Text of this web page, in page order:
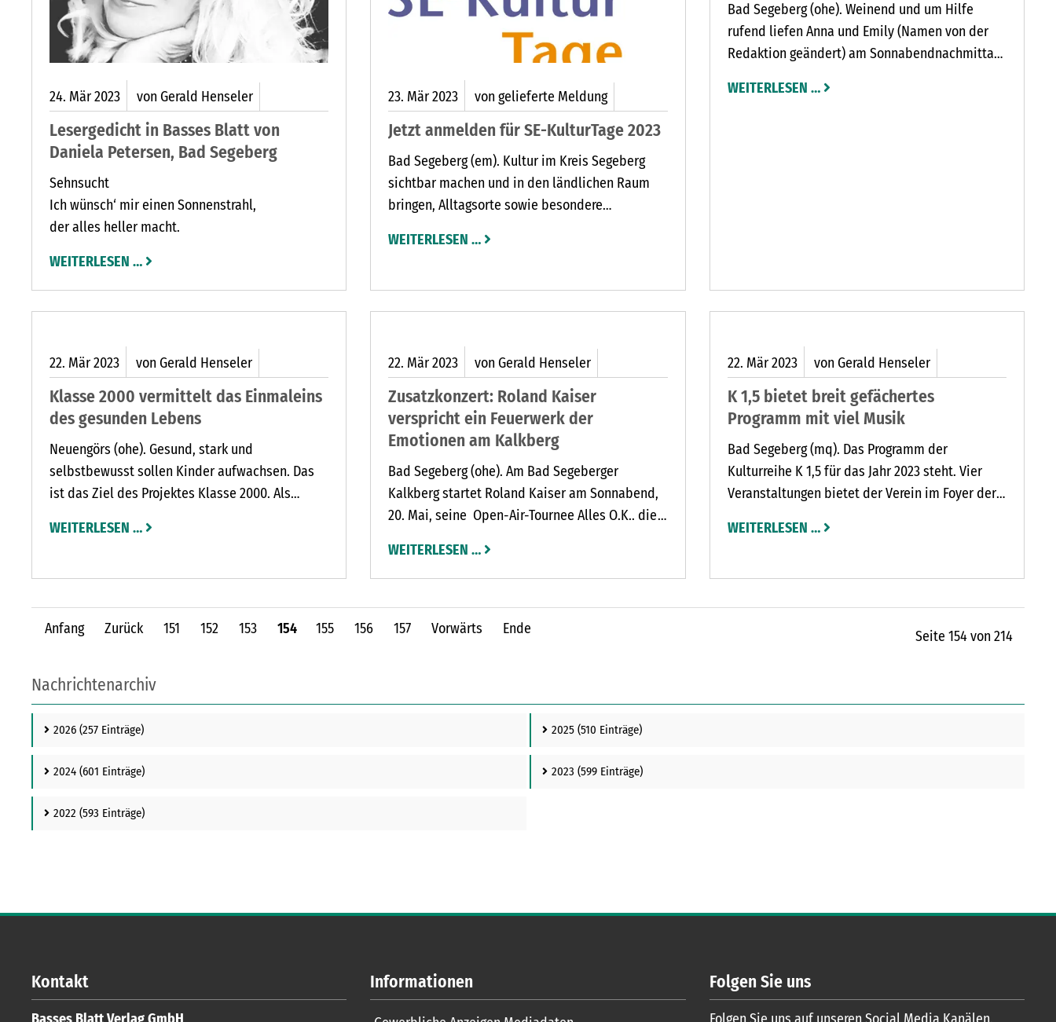
24. Mär2023 von Gerald Henseler
Lesergedicht in Basses Blatt von
Daniela Petersen, Bad Segeberg
Sehnsucht
Ich wünsch‘ mir einen Sonnenstrahl,
der alles heller macht.
WEITERLESEN …
23. Mär2023 von gelieferte Meldung
Jetzt anmelden für SE-KulturTage 2023
Bad Segeberg (em). Kultur im Kreis Segeberg
sichtbar machen und in den ländlichen Raum
bringen, Alltagsorte sowie besondere
WEITERLESEN …
Bad Segeberg (ohe). Weinend und um Hilfe
rufend liefen Anna und Emily (Namen von der
Redaktion geändert) am Sonnabendnachmittag
uns hat niemand geholfen oder auf unsere
WEITERLESEN …
22. Mär2023 von Gerald Henseler
Klasse 2000 vermittelt das Einmaleins
des gesunden Lebens
Neuengörs (ohe). Gesund, stark und
selbstbewusst sollen Kinder aufwachsen. Das
ist das Ziel des Projektes Klasse 2000. Als
Bonse seit 23 Jahren an den Schulen in der
nimmt auch die Grundschule Neuengörs an dem
Präventionsprojekt teil.
WEITERLESEN …
22. Mär2023 von Gerald Henseler
Zusatzkonzert: Roland Kaiser
verspricht ein Feuerwerk der
Emotionen am Kalkberg
Bad Segeberg (ohe). Am Bad Segeberger
Kalkberg startet Roland Kaiser am Sonnabend,
20. Mai, seine Open-Air-Tournee Alles O.K.. die
ausverkauft. Aufgrund der atemberaubenden
Resonanz gibt Roland Kaiser am Sonntag, 21.
Mai, noch einmal auf. Der Ticketverkauf bewegt
sich ebenfalls mit rasenden Schritten Richtung
WEITERLESEN …
22. Mär2023 von Gerald Henseler
K 1,5 bietet breit gefächertes
Programm mit viel Musik
Bad Segeberg (mq). Das Programm der
Kulturreihe K 1,5 für das Jahr 2023 steht. Vier
Veranstaltungen bietet der Verein im Foyer der
ganz unterschiedliche Künstler zu Gast. Es ist
Vereinsvorsitzende Wolfram Schmidt auf
spannende Auftritte.
WEITERLESEN …
Seite 154 von 214
Anfang Zurück 151 152 153 154 155 156 157 Vorwärts Ende
Nachrichtenarchiv
2026 (257 Einträge) 2025 (510 Einträge)
2024 (601 Einträge) 2023 (599 Einträge)
2022 (593 Einträge)
Kontakt Informationen Folgen Sie uns